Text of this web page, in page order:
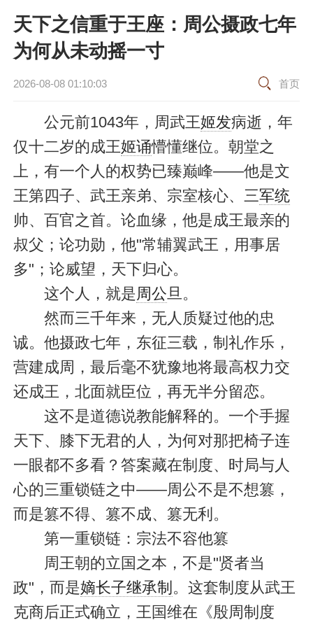
天下之信重于王座：周公摄政七年
为何从未动摇一寸
2026-08-08 01:10:03 首页
公元前1043年，周武王姬发病逝，年
仅十二岁的成王姬诵懵懂继位。朝堂之
上，有一个人的权势已臻巅峰——他是文
王第四子、武王亲弟、宗室核心、三军统
帅、百官之首。论血缘，他是成王最亲的
叔父；论功勋，他"常辅翼武王，用事居
多"；论威望，天下归心。
这个人，就是周公旦。
然而三千年来，无人质疑过他的忠
诚。他摄政七年，东征三载，制礼作乐，
营建成周，最后毫不犹豫地将最高权力交
还成王，北面就臣位，再无半分留恋。
这不是道德说教能解释的。一个手握
天下、膝下无君的人，为何对那把椅子连
一眼都不多看？答案藏在制度、时局与人
心的三重锁链之中——周公不是不想篡，
而是篡不得、篡不成、篡无利。
第一重锁链：宗法不容他篡
周王朝的立国之本，不是"贤者当
政"，而是嫡长子继承制 。这套制度从武王
克商后正式确立，王国维在《殷周制度